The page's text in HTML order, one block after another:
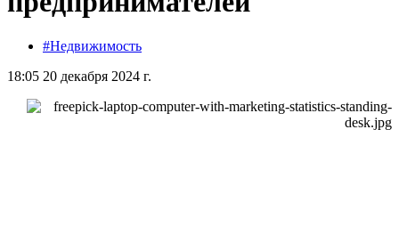
#Недвижимость
18:05 20 декабря 2024 г.